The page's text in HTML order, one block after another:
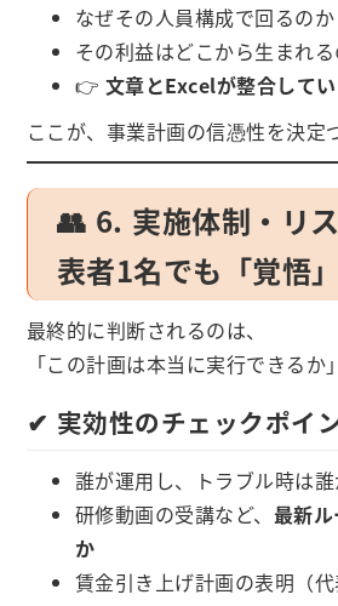
なぜその人員構成で回るのか
その利益はどこから生まれ
👉 文章とExcelが整合して
ここが、事業計画の信憑性を決定
👥 6. 実施体制・リ
表者1名でも「覚悟
最終的に判断されるのは、
「この計画は本当に実行できるか
✔ 実効性のチェックポイ
誰が運用し、トラブル時は
研修動画の受講など、 最新
か
賃金引き上げ計画の表明（代